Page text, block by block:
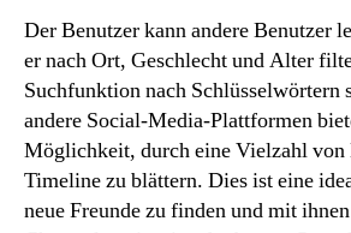
Der Benutzer kann andere Benutzer
er nach Ort, Geschlecht und Alter
Suchfunktion nach Schlüsselwörtern
andere Social-Media-Plattformen
Möglichkeit, durch eine Vielzahl
Timeline zu blättern. Dies ist eine
neue Freunde zu finden und mit